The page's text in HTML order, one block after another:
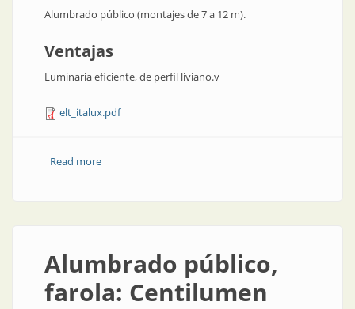
Alumbrado público (montajes de 7 a 12 m).
Ventajas
Luminaria eficiente, de perfil liviano.v
elt_italux.pdf
Read moreabout Alumbrado público, luminaria: Italux
Alumbrado público,
farola: Centilumen